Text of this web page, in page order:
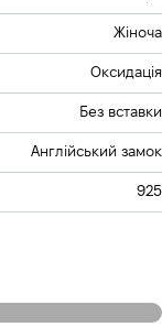
Жіноча
Оксидація
Без вставки
Англійський замок
925